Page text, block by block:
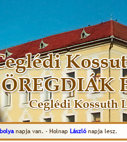
Ibolyanapja van. - Holnap Lászlónapja lesz.